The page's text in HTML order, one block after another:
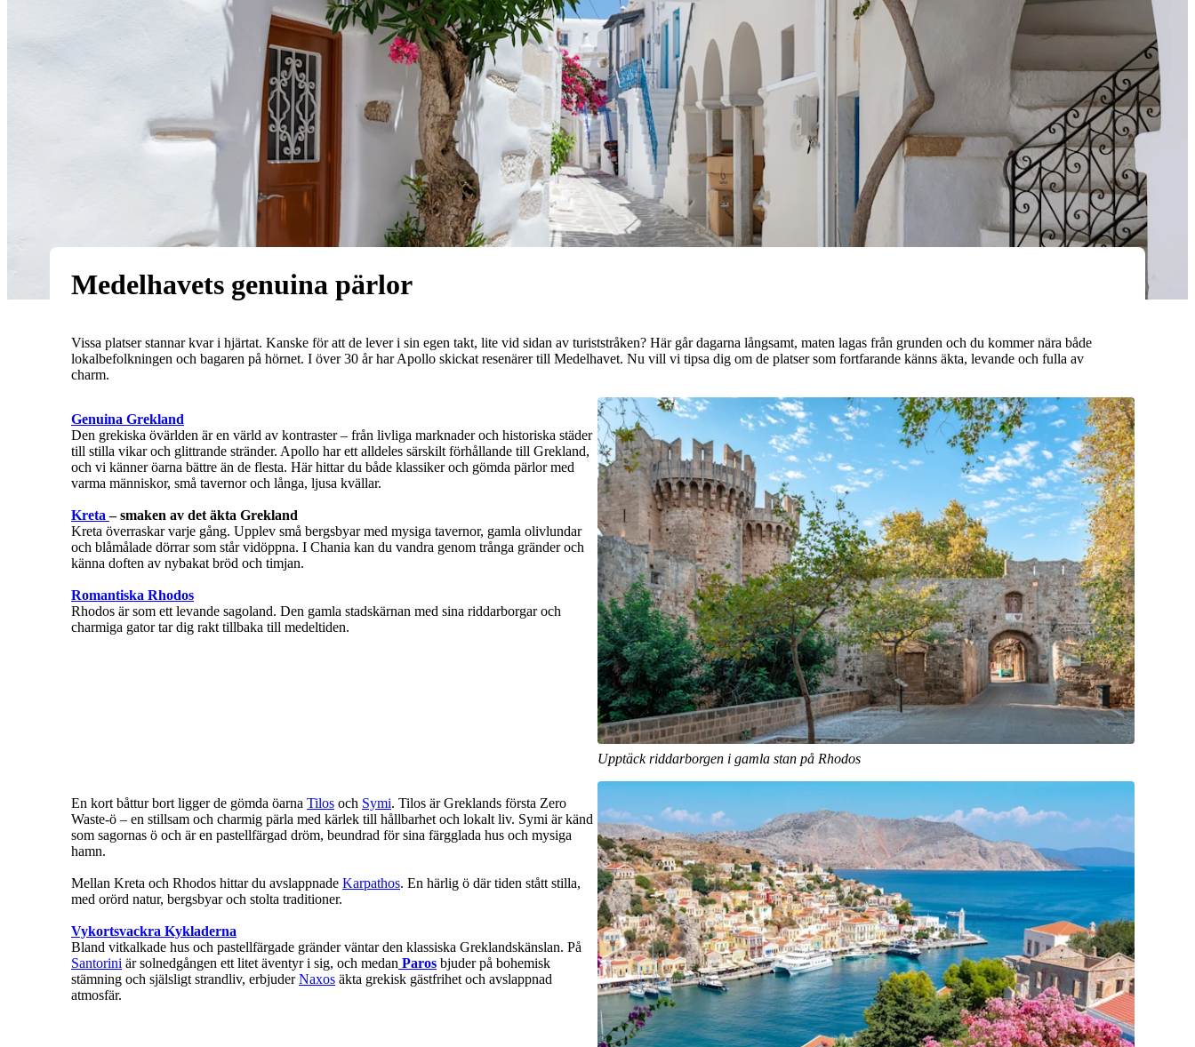
Medelhavets genuina pärlor
Vissa platser stannar kvar i hjärtat. Kanske för att de lever i sin egen takt, lite vid sidan av turiststråken? Här går dagarna långsamt, maten lagas från grunden och du kommer nära både
lokalbefolkningen och bagaren på hörnet. I över 30 år har Apollo skickat resenärer till Medelhavet. Nu vill vi tipsa dig om de platser som fortfarande känns äkta, levande och fulla av
charm.
Genuina Grekland
Den grekiska övärlden är en värld av kontraster – från livliga marknader och historiska städer
till stilla vikar och glittrande stränder. Apollo har ett alldeles särskilt förhållande till Grekland,
och vi känner öarna bättre än de flesta. Här hittar du både klassiker och gömda pärlor med
varma människor, små tavernor och långa, ljusa kvällar.
Kreta– smaken av det äkta Grekland
Kreta överraskar varje gång. Upplev små bergsbyar med mysiga tavernor, gamla olivlundar
och blåmålade dörrar som står vidöppna. I Chania kan du vandra genom trånga gränder och
känna doften av nybakat bröd och timjan.
Romantiska Rhodos
Rhodos är som ett levande sagoland. Den gamla stadskärnan med sina riddarborgar och
charmiga gator tar dig rakt tillbaka till medeltiden.
Upptäck riddarborgen i gamla stan på Rhodos
En kort båttur bort ligger de gömda öarna Tilos och Symi. Tilos är Greklands första Zero
Waste-ö – en stillsam och charmig pärla med kärlek till hållbarhet och lokalt liv. Symi är känd
som sagornas ö och är en pastellfärgad dröm, beundrad för sina färgglada hus och mysiga
hamn.
Mellan Kreta och Rhodos hittar du avslappnade Karpathos. En härlig ö där tiden stått stilla,
med orörd natur, bergsbyar och stolta traditioner.
Vykortsvackra Kykladerna
Bland vitkalkade hus och pastellfärgade gränder väntar den klassiska Greklandskänslan. På
Santorini är solnedgången ett litet äventyr i sig, och medan Paros bjuder på bohemisk
stämning och själsligt strandliv, erbjuderNaxos äkta grekisk gästfrihet och avslappnad
atmosfär.